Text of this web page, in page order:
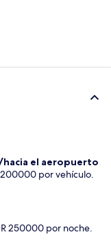
el aeropuerto
por vehículo.
250000 por noche.